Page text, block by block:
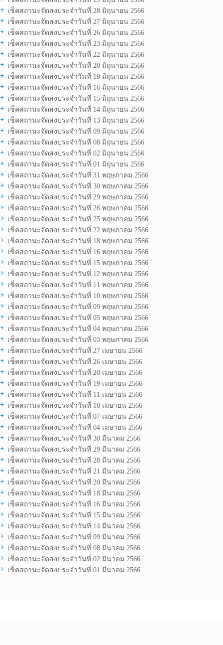
เช็คสถานะจัดส่งประจำวันที่ 28 มิถุนายน 2566
เช็คสถานะจัดส่งประจำวันที่ 27 มิถุนายน 2566
เช็คสถานะจัดส่งประจำวันที่ 26 มิถุนายน 2566
เช็คสถานะจัดส่งประจำวันที่ 23 มิถุนายน 2566
เช็คสถานะจัดส่งประจำวันที่ 22 มิถุนายน 2566
เช็คสถานะจัดส่งประจำวันที่ 20 มิถุนายน 2566
เช็คสถานะจัดส่งประจำวันที่ 19 มิถุนายน 2566
เช็คสถานะจัดส่งประจำวันที่ 16 มิถุนายน 2566
เช็คสถานะจัดส่งประจำวันที่ 15 มิถุนายน 2566
เช็คสถานะจัดส่งประจำวันที่ 14 มิถุนายน 2566
เช็คสถานะจัดส่งประจำวันที่ 13 มิถุนายน 2566
เช็คสถานะจัดส่งประจำวันที่ 09 มิถุนายน 2566
เช็คสถานะจัดส่งประจำวันที่ 08 มิถุนายน 2566
เช็คสถานะจัดส่งประจำวันที่ 02 มิถุนายน 2566
เช็คสถานะจัดส่งประจำวันที่ 01 มิถุนายน 2566
เช็คสถานะจัดส่งประจำวันที่ 31 พฤษภาคม 2566
เช็คสถานะจัดส่งประจำวันที่ 30 พฤษภาคม 2566
เช็คสถานะจัดส่งประจำวันที่ 29 พฤษภาคม 2566
เช็คสถานะจัดส่งประจำวันที่ 26 พฤษภาคม 2566
เช็คสถานะจัดส่งประจำวันที่ 25 พฤษภาคม 2566
เช็คสถานะจัดส่งประจำวันที่ 22 พฤษภาคม 2566
เช็คสถานะจัดส่งประจำวันที่ 18 พฤษภาคม 2566
เช็คสถานะจัดส่งประจำวันที่ 16 พฤษภาคม 2566
เช็คสถานะจัดส่งประจำวันที่ 15 พฤษภาคม 2566
เช็คสถานะจัดส่งประจำวันที่ 12 พฤษภาคม 2566
เช็คสถานะจัดส่งประจำวันที่ 11 พฤษภาคม 2566
เช็คสถานะจัดส่งประจำวันที่ 10 พฤษภาคม 2566
เช็คสถานะจัดส่งประจำวันที่ 09 พฤษภาคม 2566
เช็คสถานะจัดส่งประจำวันที่ 05 พฤษภาคม 2566
เช็คสถานะจัดส่งประจำวันที่ 04 พฤษภาคม 2566
เช็คสถานะจัดส่งประจำวันที่ 03 พฤษภาคม 2566
เช็คสถานะจัดส่งประจำวันที่ 27 เมษายน 2566
เช็คสถานะจัดส่งประจำวันที่ 26 เมษายน 2566
เช็คสถานะจัดส่งประจำวันที่ 20 เมษายน 2566
เช็คสถานะจัดส่งประจำวันที่ 19 เมษายน 2566
เช็คสถานะจัดส่งประจำวันที่ 11 เมษายน 2566
เช็คสถานะจัดส่งประจำวันที่ 10 เมษายน 2566
เช็คสถานะจัดส่งประจำวันที่ 07 เมษายน 2566
เช็คสถานะจัดส่งประจำวันที่ 04 เมษายน 2566
เช็คสถานะจัดส่งประจำวันที่ 30 มีนาคม 2566
เช็คสถานะจัดส่งประจำวันที่ 29 มีนาคม 2566
เช็คสถานะจัดส่งประจำวันที่ 28 มีนาคม 2566
เช็คสถานะจัดส่งประจำวันที่ 21 มีนาคม 2566
เช็คสถานะจัดส่งประจำวันที่ 20 มีนาคม 2566
เช็คสถานะจัดส่งประจำวันที่ 18 มีนาคม 2566
เช็คสถานะจัดส่งประจำวันที่ 16 มีนาคม 2566
เช็คสถานะจัดส่งประจำวันที่ 15 มีนาคม 2566
เช็คสถานะจัดส่งประจำวันที่ 14 มีนาคม 2566
เช็คสถานะจัดส่งประจำวันที่ 09 มีนาคม 2566
เช็คสถานะจัดส่งประจำวันที่ 08 มีนาคม 2566
เช็คสถานะจัดส่งประจำวันที่ 02 มีนาคม 2566
เช็คสถานะจัดส่งประจำวันที่ 01 มีนาคม 2566